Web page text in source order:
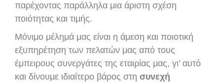
παρέχοντας παράλληλα μια άριστη σχέση
ποιότητας και τιμής.
Μόνιμο μέλημά μας είναι η άμεση και ποιοτική
εξυπηρέτηση των πελατών μας από τους
έμπειρους συνεργάτες της εταιρίας μας, γι’ αυτό
και δίνουμε ιδιαίτερο βάρος στη συνεχή